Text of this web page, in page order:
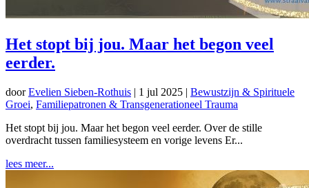
Het stopt bij jou. Maar het begon veel
eerder.
doorEvelien Sieben-Rothuis | 1 jul 2025 | Bewustzijn & Spirituele
Groei, Familiepatronen & Transgenerationeel Trauma
Het stopt bij jou. Maar het begon veel eerder. Over de stille
overdracht tussen familiesysteem en vorige levens Er...
lees meer...